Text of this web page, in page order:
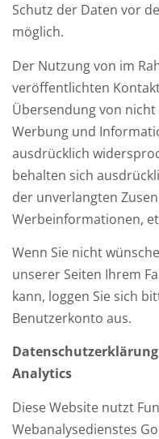
Schutz der Daten vor
möglich.
Der Nutzung von im
veröffentlichten
Übersendung von
Werbung und
ausdrücklich
behalten sich
der unverlangten
Werbeinformationen,
Wenn Sie nicht
unserer Seiten Ihrem
kann, loggen Sie sich
Benutzerkonto aus.
Analytics
Diese Website nutzt
Webanalysedienstes